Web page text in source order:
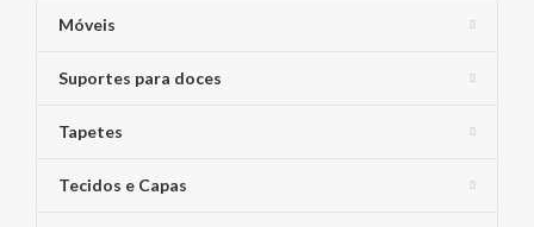
Móveis
Suportes para doces
Tapetes
Tecidos e Capas